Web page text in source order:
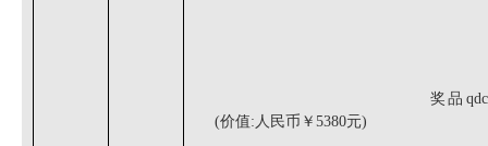
奖品
(价值:人民币￥5380元)